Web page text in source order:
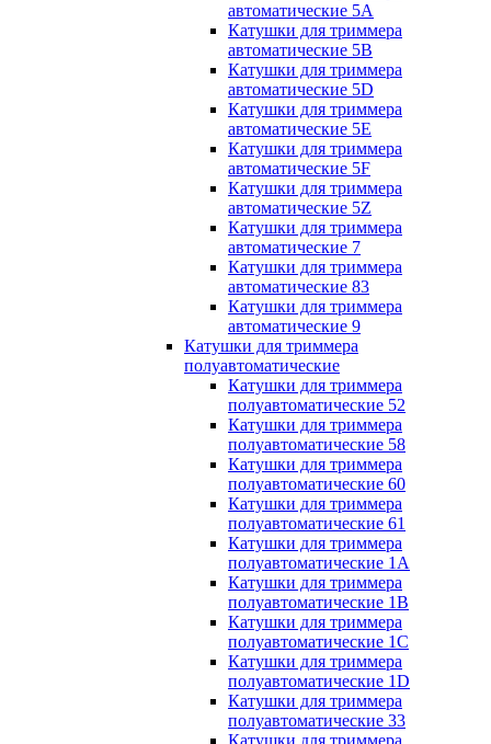
автоматические 5A
Катушки для триммера
автоматические 5B
Катушки для триммера
автоматические 5D
Катушки для триммера
автоматические 5E
Катушки для триммера
автоматические 5F
Катушки для триммера
автоматические 5Z
Катушки для триммера
автоматические 7
Катушки для триммера
автоматические 83
Катушки для триммера
автоматические 9
Катушки для триммера
полуавтоматические
Катушки для триммера
полуавтоматические 52
Катушки для триммера
полуавтоматические 58
Катушки для триммера
полуавтоматические 60
Катушки для триммера
полуавтоматические 61
Катушки для триммера
полуавтоматические 1A
Катушки для триммера
полуавтоматические 1B
Катушки для триммера
полуавтоматические 1C
Катушки для триммера
полуавтоматические 1D
Катушки для триммера
полуавтоматические 33